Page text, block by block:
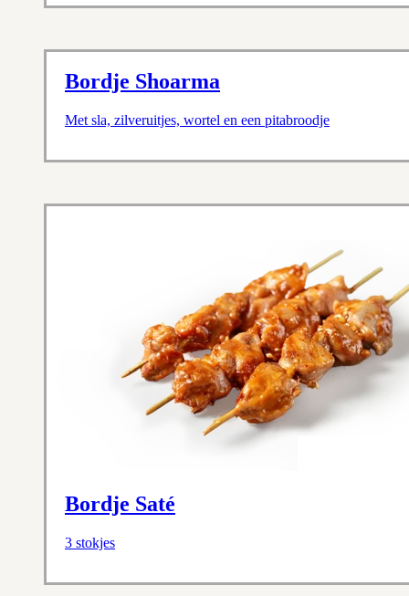
Bordje Shoarma
Met sla, zilveruitjes, wortel en een pitabroodje
Bordje Saté
3 stokjes